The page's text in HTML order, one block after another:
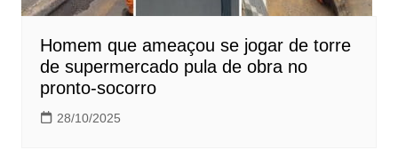
Homem que ameaçou se jogar de torre
de supermercado pula de obra no
pronto-socorro
28/10/2025